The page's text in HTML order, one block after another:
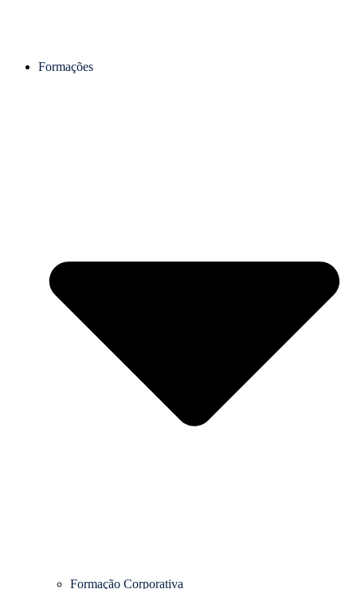
Formações
Formação Corporativa